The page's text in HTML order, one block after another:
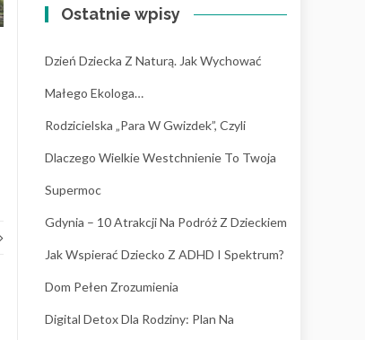
W 2026 roku coraz rzadziej
przez pryzmat „deficytów”, a
sposób...
Wychowanie Czytaj Więcej
Ostatnie wpisy
Dzień Dziecka Z Naturą. Jak Wychować
Małego Ekologa…
Rodzicielska „para W Gwizdek”, Czyli
Dlaczego Wielkie Westchnienie To Twoja
Supermoc
Gdynia – 10 Atrakcji Na Podróż Z Dzieckiem
Jak Wspierać Dziecko Z ADHD I Spektrum?
Dom Pełen Zrozumienia
Digital Detox Dla Rodziny: Plan Na